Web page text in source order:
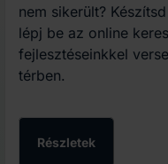
nem sikerült?
lépj be az online
fejlesztéseinkkel
térben.
Részletek